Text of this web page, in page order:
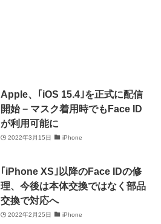
Apple、｢iOS 15.4｣を正式に配信
開始 − マスク着用時でもFace ID
が利用可能に
2022年3月15日 iPhone
｢iPhone XS｣以降のFace IDの修
理、今後は本体交換ではなく部品
交換で対応へ
2022年2月25日 iPhone